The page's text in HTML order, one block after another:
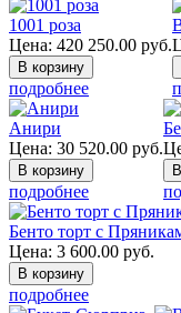
1001 роза
Цена: 420 250.00 руб.
подробнее
Анири
Цена: 30 520.00 руб.
подробнее
Бенто торт с
Цена: 3 600.00 руб.
подробнее